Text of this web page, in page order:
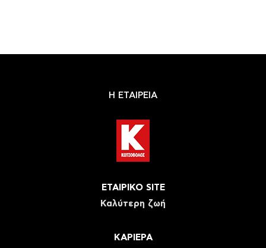
Η ΕΤΑΙΡΕΙΑ
ΕΤΑΙΡΙΚΟ SITE
Καλύτερη ζωή
ΚΑΡΙΕΡΑ